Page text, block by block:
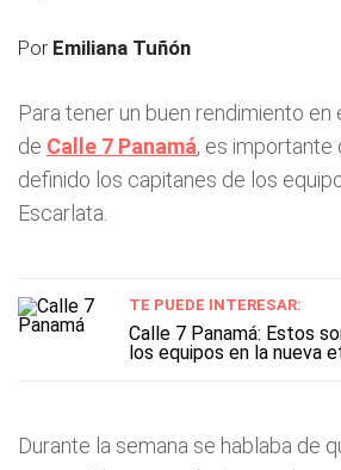
Por Emiliana Tuñón
Para tener un buen rendimiento
de Calle 7 Panamá, es importante
definido los capitanes de los
Escarlata.
TE PUEDE INTERESAR:
Calle 7 Panamá: Estos
los equipos en la nueva
Durante la semana se hablaba de